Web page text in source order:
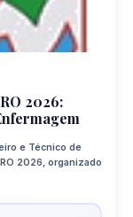
2026:
e Técnico de
2026, organizado